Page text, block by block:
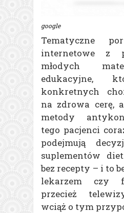
google
Tematyczne
internetowe z
młodych
edukacyjne,
konkretnych
na zdrowa cerę,
metody
tego pacjenci
podejmują
suplementów
bez recepty – i to
lekarzem czy
przecież
wciąż o tym